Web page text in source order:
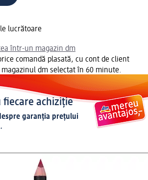
lucrătoare
într-un magazin dm
comandă plasată, cu cont de client
magazinul dm selectat în 60 minute.
fiecare achiziție
garanția prețului